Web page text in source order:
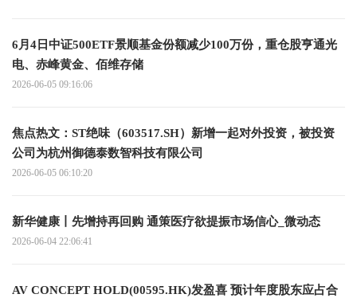
6月4日中证500ETF景顺基金份额减少100万份，重仓股亨通光
电、赤峰黄金、佰维存储
2026-06-05 09:16:06
焦点热文：ST绝味（603517.SH）新增一起对外投资，被投资
公司为杭州御德泰数智科技有限公司
2026-06-05 06:10:20
新华健康丨先增持再回购 通策医疗欲提振市场信心_微动态
2026-06-04 22:06:41
AV CONCEPT HOLD(00595.HK)发盈喜 预计年度股东应占合